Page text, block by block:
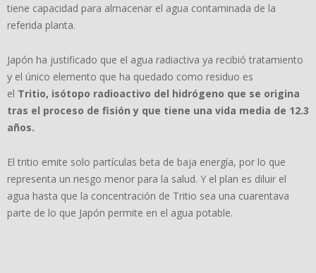
tiene capacidad para almacenar el agua contaminada de la
referida planta.
Japón ha justificado que el agua radiactiva ya recibió tratamiento
y el único elemento que ha quedado como residuo es
el Tritio, isótopo radioactivo del hidrógeno que se origina
tras el proceso de fisión y que tiene una vida media de 12.3
años.
El tritio emite solo partículas beta de baja energía, por lo que
representa un riesgo menor para la salud. Y el plan es diluir el
agua hasta que la concentración de Tritio sea una cuarentava
parte de lo que Japón permite en el agua potable.